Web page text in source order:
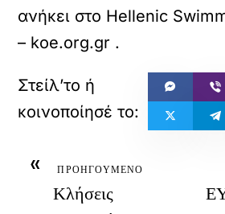
ανήκει στο Hellenic
– koe.org.gr .
« ΠΡΟΗΓΟΥΜΕΝΟ
Κλήσεις